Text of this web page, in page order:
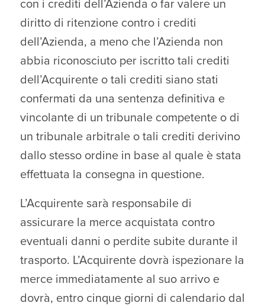
con i crediti dell’Azienda o far valere un
diritto di ritenzione contro i crediti
dell’Azienda, a meno che l’Azienda non
abbia riconosciuto per iscritto tali crediti
dell’Acquirente o tali crediti siano stati
confermati da una sentenza definitiva e
vincolante di un tribunale competente o di
un tribunale arbitrale o tali crediti derivino
dallo stesso ordine in base al quale è stata
effettuata la consegna in questione.
L’Acquirente sarà responsabile di
assicurare la merce acquistata contro
eventuali danni o perdite subite durante il
trasporto. L’Acquirente dovrà ispezionare la
merce immediatamente al suo arrivo e
dovrà, entro cinque giorni di calendario dal